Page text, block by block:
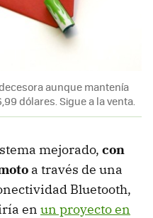
aunque mantenía
dólares. Sigue a la venta.
mejorado, con
a través de una
Bluetooth,
en un proyecto en